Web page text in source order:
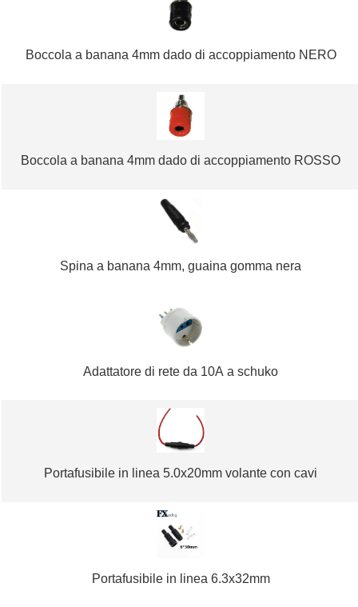
Boccola a banana 4mm dado di accoppiamento NERO
Boccola a banana 4mm dado di accoppiamento ROSSO
Spina a banana 4mm, guaina gomma nera
Adattatore di rete da 10A a schuko
Portafusibile in linea 5.0x20mm volante con cavi
Portafusibile in linea 6.3x32mm